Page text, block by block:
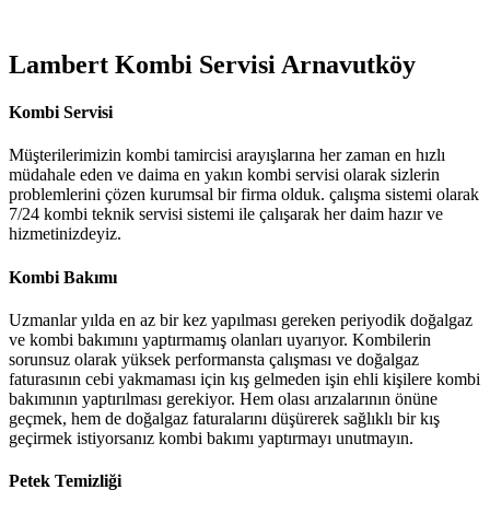
Lambert Kombi Servisi Arnavutköy
Kombi Servisi
Müşterilerimizin kombi tamircisi arayışlarına her zaman en hızlı
müdahale eden ve daima en yakın kombi servisi olarak sizlerin
problemlerini çözen kurumsal bir firma olduk. çalışma sistemi olarak
7/24 kombi teknik servisi sistemi ile çalışarak her daim hazır ve
hizmetinizdeyiz.
Kombi Bakımı
Uzmanlar yılda en az bir kez yapılması gereken periyodik doğalgaz
ve kombi bakımını yaptırmamış olanları uyarıyor. Kombilerin
sorunsuz olarak yüksek performansta çalışması ve doğalgaz
faturasının cebi yakmaması için kış gelmeden işin ehli kişilere kombi
bakımının yaptırılması gerekiyor. Hem olası arızalarının önüne
geçmek, hem de doğalgaz faturalarını düşürerek sağlıklı bir kış
geçirmek istiyorsanız kombi bakımı yaptırmayı unutmayın.
Petek Temizliği